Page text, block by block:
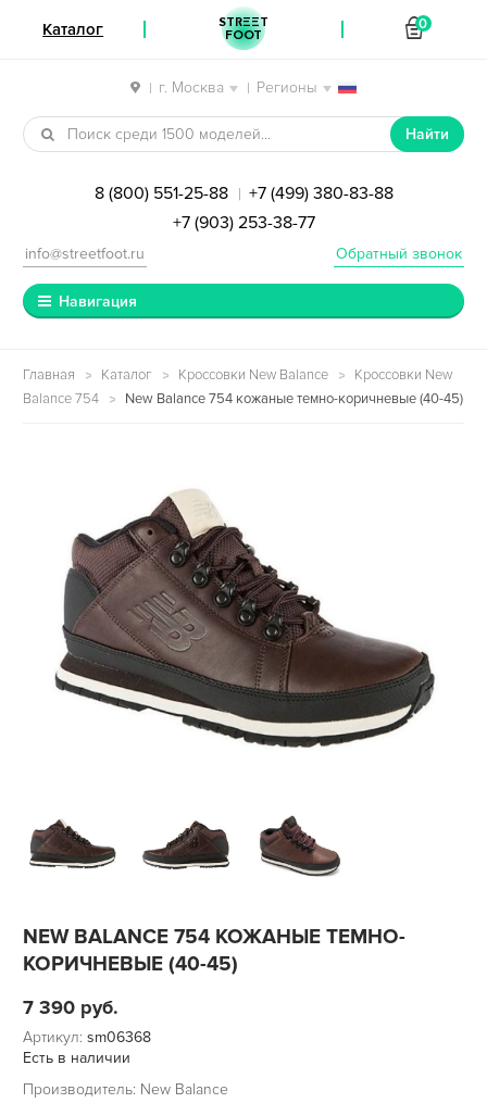
| г. Москва | Регионы
Перейти к навигации
Перейти к содержимому
Найти
8 (800) 551-25-88 | +7 (499) 380-83-88
+7 (903) 253-38-77
Обратный звонок
info@streetfoot.ru
Навигация
Главная Каталог Кроссовки New Balance
Кроссовки New
Balance 754
New Balance 754 кожаные темно-коричневые (40-45)
NEW BALANCE 754 КОЖАНЫЕ ТЕМНО-
КОРИЧНЕВЫЕ (40-45)
7 390 руб.
Артикул: sm06368
Есть в наличии
Производитель: New Balance
Каталог STREET
FOOT
0